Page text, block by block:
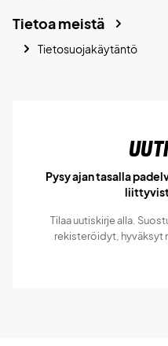
Tietoa meistä
Tietosuojakäytäntö
Pysy ajan tasalla
Tilaa uutiskirje alla.
rekisteröidyt, hyväksyt